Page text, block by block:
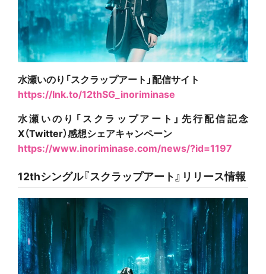
水瀬いのり「スクラップアート」配信サイト
https://lnk.to/12thSG_inoriminase
水瀬いのり「スクラップアート」先行配信記念
X（Twitter）感想シェアキャンペーン
https://www.inoriminase.com/news/?id=1197
12thシングル『スクラップアート』リリース情報